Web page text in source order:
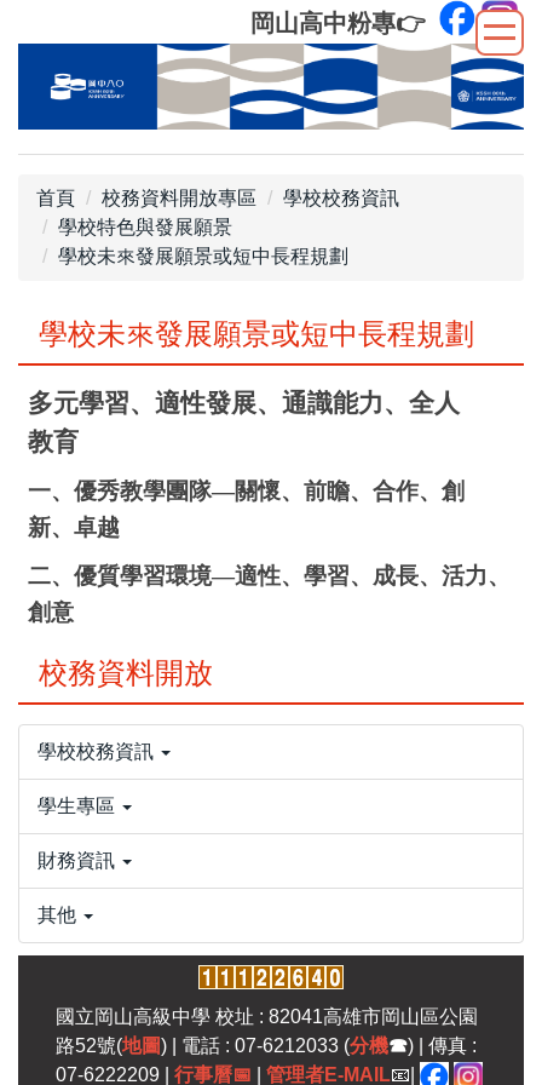
到
內
岡山高中粉專👉
首頁 校務資料開放專區
學校校務資訊
學校特色與發展願景
學校未來發展願景或短中長程規劃
學校未來發展願景或短中長程規劃
多元學習、適性發展、通識能力、全人
教育
一、優秀教學團隊—關懷、前瞻、合作、創
新、卓越
二、優質學習環境—適性、學習、成長、活力、
創意
校務資料開放
學校校務資訊
學生專區
財務資訊
其他
國立岡山高級中學 校址 : 82041高雄市岡山區公園
路52號(地圖) | 電話 : 07-6212033 (分機☎) | 傳真 :
07-6222209 | 行事曆📅 管理者E-MAIL📧|